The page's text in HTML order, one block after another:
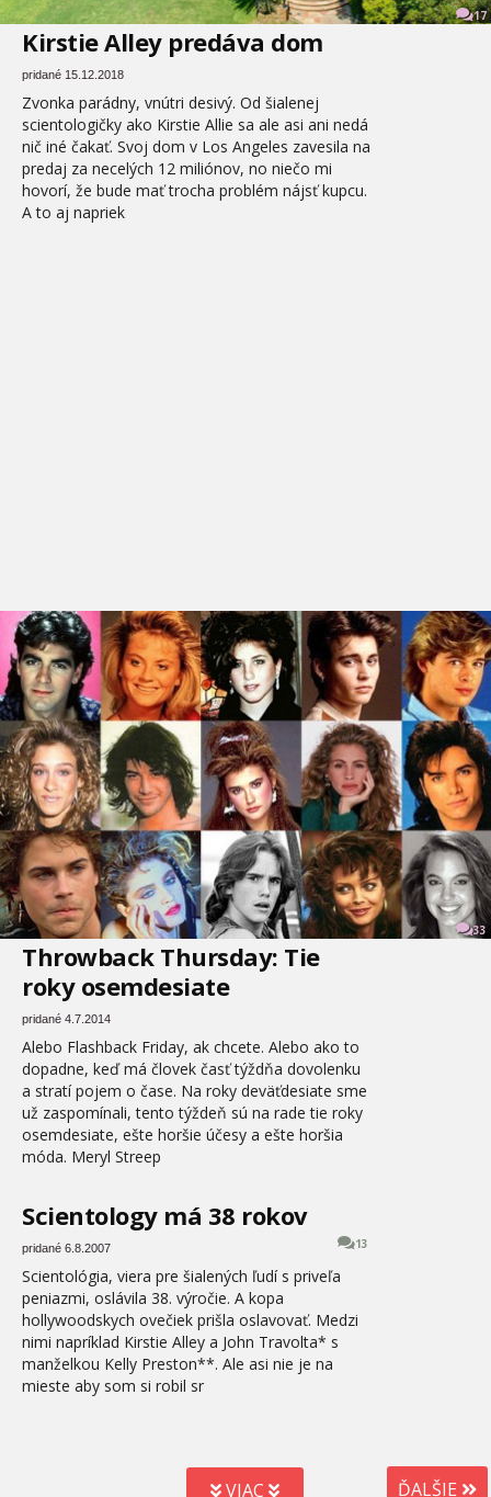
17
Kirstie Alley predáva dom
pridané 15.12.2018
Zvonka parádny, vnútri desivý. Od šialenej
scientologičky ako Kirstie Allie sa ale asi ani nedá
nič iné čakať. Svoj dom v Los Angeles zavesila na
predaj za necelých 12 miliónov, no niečo mi
hovorí, že bude mať trocha problém nájsť kupcu.
A to aj napriek
33
Throwback Thursday: Tie
roky osemdesiate
pridané 4.7.2014
Alebo Flashback Friday, ak chcete. Alebo ako to
dopadne, keď má človek časť týždňa dovolenku
a stratí pojem o čase. Na roky deväťdesiate sme
už zaspomínali, tento týždeň sú na rade tie roky
osemdesiate, ešte horšie účesy a ešte horšia
móda. Meryl Streep
Scientology má 38 rokov
13
pridané 6.8.2007
Scientológia, viera pre šialených ľudí s priveľa
peniazmi, oslávila 38. výročie. A kopa
hollywoodskych ovečiek prišla oslavovať. Medzi
nimi napríklad Kirstie Alley a John Travolta* s
manželkou Kelly Preston**. Ale asi nie je na
mieste aby som si robil sr
VIAC ĎALŠIE